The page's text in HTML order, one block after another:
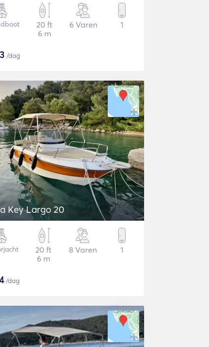
20 ft
6 m
6 Varen 1
/dag
Key Largo 20
20 ft
6 m
8 Varen 1
/dag